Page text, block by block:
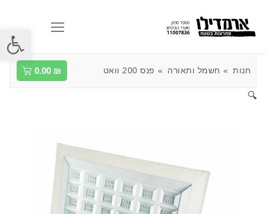
פתח
חנות חשמל ותאורה פנס 200 וואט 0.00 ₪
🔍